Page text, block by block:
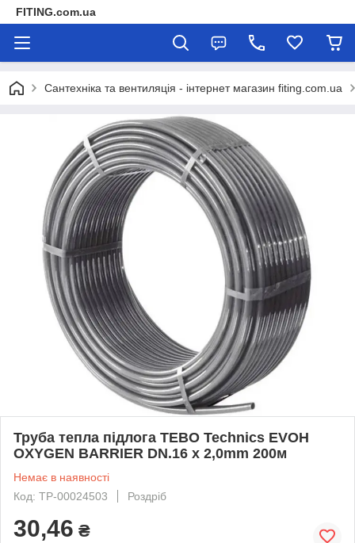
FITING.com.ua
Сантехніка та вентиляція - інтернет магазин fiting.com.ua
Труба тепла підлога ТEBO Technics EVOH
OXYGEN BARRIER DN.16 x 2,0mm 200м
Немає в наявності
Код: ТР-00024503
Роздріб
30,46 ₴